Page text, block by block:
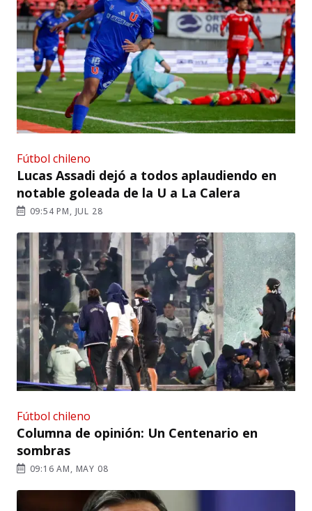
Fútbol chileno
Lucas Assadi dejó a todos aplaudiendo en
notable goleada de la U a La Calera
09:54 PM, JUL 28
Fútbol chileno
Columna de opinión: Un Centenario en
sombras
09:16 AM, MAY 08